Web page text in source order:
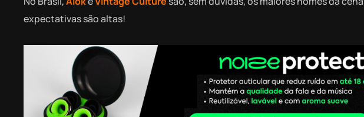
expectativas são altas!